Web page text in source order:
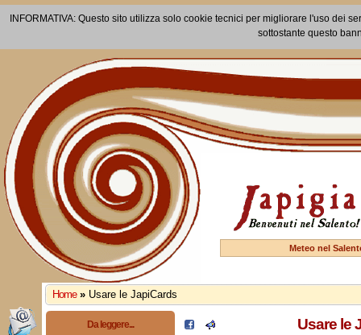
INFORMATIVA: Questo sito utilizza solo cookie tecnici per migliorare l'uso dei
sottostante questo
Meteo nel
Home » Usare le JapiCards
Da leggere... Usare le